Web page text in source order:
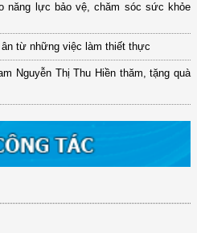
năng lực bảo vệ, chăm sóc sức khỏe
từ những việc làm thiết thực
Nguyễn Thị Thu Hiền thăm, tặng quà